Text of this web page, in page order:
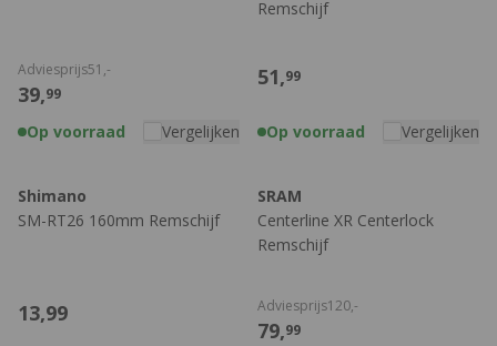
39,99
Adviesprijs51,-
Op voorraad Vergelijken
Remschijf
51,99
Op voorraad Vergelijken
Shimano
SM-RT26 160mm Remschijf
13,99
SRAM
Centerline XR Centerlock
Remschijf
79,99
Adviesprijs120,-